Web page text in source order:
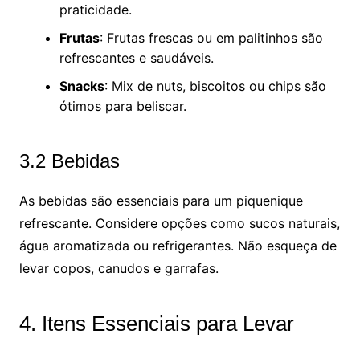
praticidade.
Frutas: Frutas frescas ou em palitinhos são
refrescantes e saudáveis.
Snacks: Mix de nuts, biscoitos ou chips são
ótimos para beliscar.
3.2 Bebidas
As bebidas são essenciais para um piquenique
refrescante. Considere opções como sucos naturais,
água aromatizada ou refrigerantes. Não esqueça de
levar copos, canudos e garrafas.
4. Itens Essenciais para Levar